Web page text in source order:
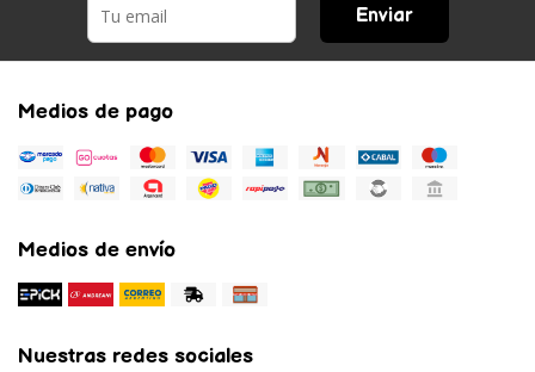
Enviar
Medios de pago
Medios de envío
Nuestras redes sociales